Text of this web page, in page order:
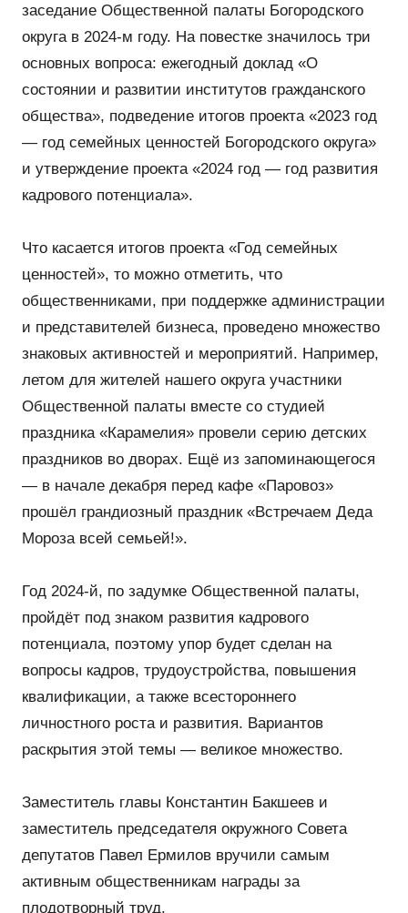
заседание Общественной палаты Богородского
округа в 2024-м году. На повестке значилось три
основных вопроса: ежегодный доклад «О
состоянии и развитии институтов гражданского
общества», подведение итогов проекта «2023 год
— год семейных ценностей Богородского округа»
и утверждение проекта «2024 год — год развития
кадрового потенциала».
Что касается итогов проекта «Год семейных
ценностей», то можно отметить, что
общественниками, при поддержке администрации
и представителей бизнеса, проведено множество
знаковых активностей и мероприятий. Например,
летом для жителей нашего округа участники
Общественной палаты вместе со студией
праздника «Карамелия» провели серию детских
праздников во дворах. Ещё из запоминающегося
— в начале декабря перед кафе «Паровоз»
прошёл грандиозный праздник «Встречаем Деда
Мороза всей семьей!».
Год 2024-й, по задумке Общественной палаты,
пройдёт под знаком развития кадрового
потенциала, поэтому упор будет сделан на
вопросы кадров, трудоустройства, повышения
квалификации, а также всестороннего
личностного роста и развития. Вариантов
раскрытия этой темы — великое множество.
Заместитель главы Константин Бакшеев и
заместитель председателя окружного Совета
депутатов Павел Ермилов вручили самым
активным общественникам награды за
плодотворный труд.